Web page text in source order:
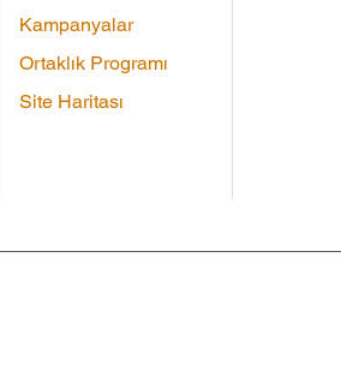
Kampanyalar
Ortaklık Programı
Site Haritası